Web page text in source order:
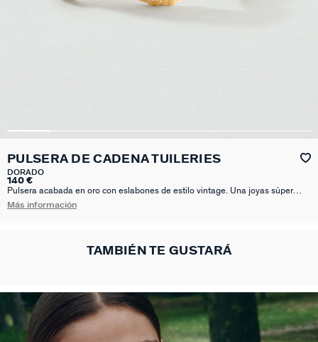
PULSERA DE CADENA TUILERIES
DORADO
140 €
Pulsera acabada en oro con eslabones de estilo vintage. Una joyas súper
identitaria de la marca y que no pasa de moda.Posibilidad de comprar una
Más información
TAMBIÉN TE GUSTARÁ